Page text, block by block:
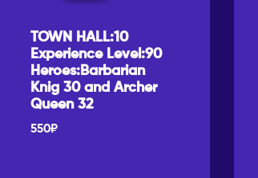
TOWN HALL:10
Experience Level:90
Heroes:Barbarian
Knig 30 and Archer
Queen 32
550₽